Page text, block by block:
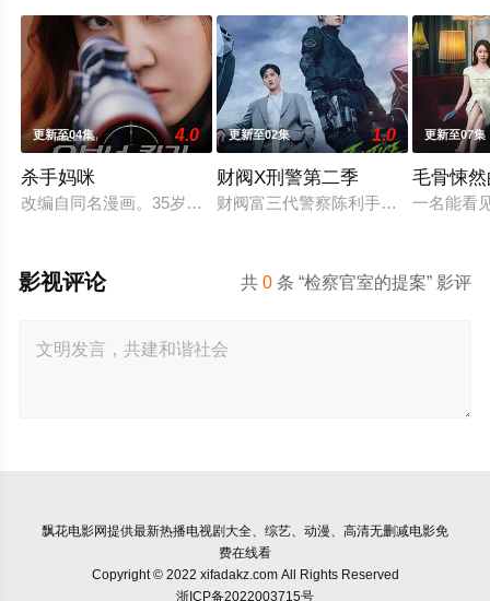
更新至04集 4.0
杀手妈咪
改编自同名漫画。35岁的俞宝娜过着相夫教子的普通生活。表
更新至02集 1.0
财阀X刑警第二季
财阀富三代警察陈利手（安普贤 饰
更新至07集
毛骨悚
一名能看
共0 条 “检察官室的提案” 影评
影视评论
飘花电影网提供最新热播电视剧大全、综艺、动漫、高清无删减电影免
费在线看
Copyright © 2022 xifadakz.com All Rights Reserved
浙ICP备2022003715号